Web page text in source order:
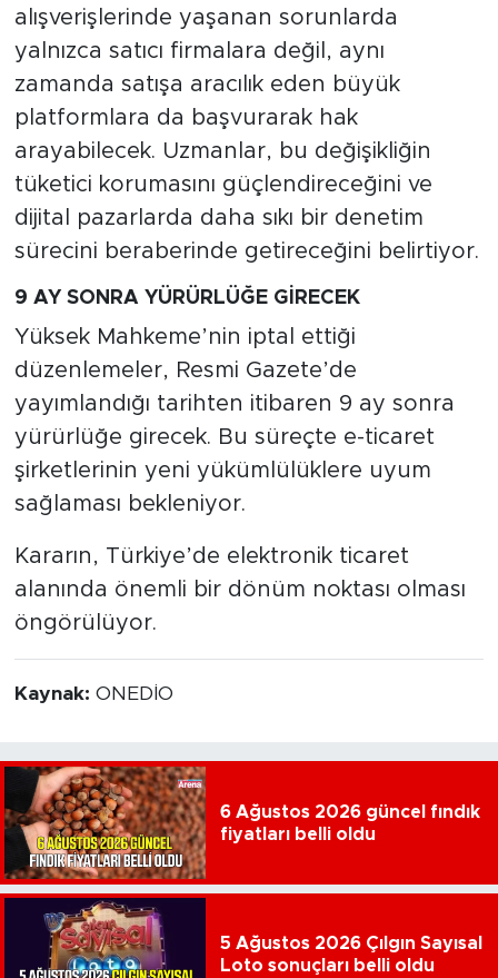
alışverişlerinde yaşanan sorunlarda
yalnızca satıcı firmalara değil, aynı
zamanda satışa aracılık eden büyük
platformlara da başvurarak hak
arayabilecek. Uzmanlar, bu değişikliğin
tüketici korumasını güçlendireceğini ve
dijital pazarlarda daha sıkı bir denetim
sürecini beraberinde getireceğini belirtiyor.
9 AY SONRA YÜRÜRLÜĞE GİRECEK
Yüksek Mahkeme’nin iptal ettiği
düzenlemeler, Resmi Gazete’de
yayımlandığı tarihten itibaren 9 ay sonra
yürürlüğe girecek. Bu süreçte e-ticaret
şirketlerinin yeni yükümlülüklere uyum
sağlaması bekleniyor.
Kararın, Türkiye’de elektronik ticaret
alanında önemli bir dönüm noktası olması
öngörülüyor.
Kaynak: ONEDİO
6 Ağustos 2026 güncel fındık
fiyatları belli oldu
5 Ağustos 2026 Çılgın Sayısal
Loto sonuçları belli oldu